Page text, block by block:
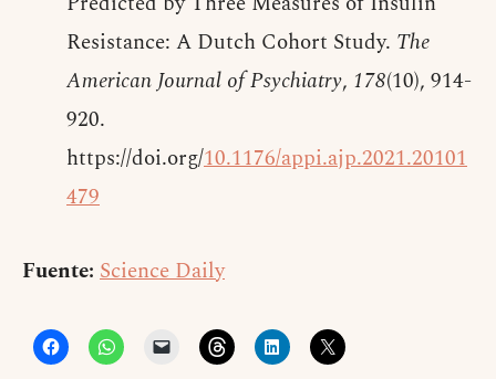
Resistance: A Dutch Cohort Study. The
American Journal of Psychiatry, 178(10), 914-
920.
https://doi.org/10.1176/appi.ajp.2021.20101
479
Fuente: Science Daily